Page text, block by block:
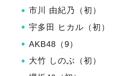
市川 由紀乃（初）
宇多田 ヒカル（初）
AKB48（9）
大竹 しのぶ（初）